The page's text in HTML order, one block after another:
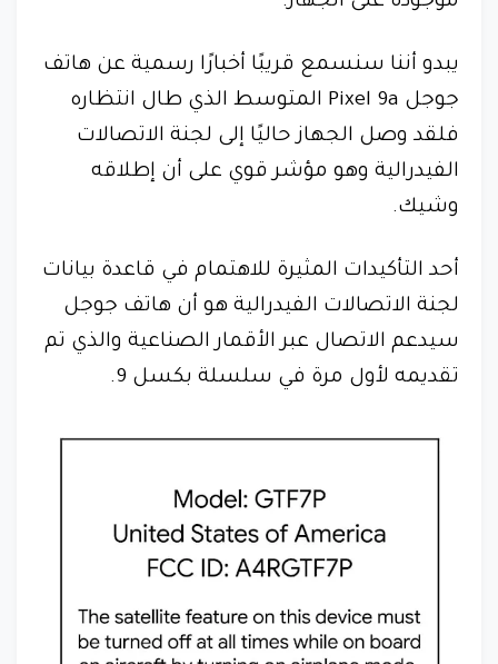
يبدو أننا سنسمع قريبًا أخبارًا رسمية عن هاتف
جوجل Pixel 9a المتوسط الذي طال انتظاره
فلقد وصل الجهاز حاليًا إلى لجنة الاتصالات
الفيدرالية وهو مؤشر قوي على أن إطلاقه
وشيك.
أحد التأكيدات المثيرة للاهتمام في قاعدة بيانات
لجنة الاتصالات الفيدرالية هو أن هاتف جوجل
سيدعم الاتصال عبر الأقمار الصناعية والذي تم
تقديمه لأول مرة في سلسلة بكسل 9.